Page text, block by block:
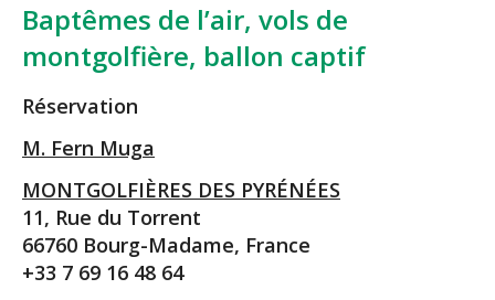
Baptêmes de l’air, vols de
montgolfière, ballon captif
Réservation
M. Fern Muga
MONTGOLFIÈRES DES PYRÉNÉES
11, Rue du Torrent
66760 Bourg-Madame, France
+33 7 69 16 48 64